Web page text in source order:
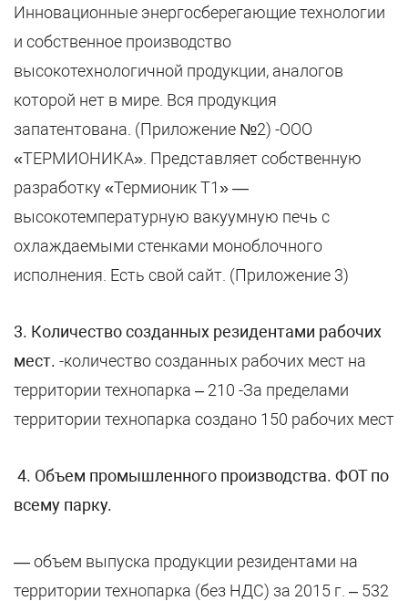
Инновационные энергосберегающие технологии
и собственное производство
высокотехнологичной продукции, аналогов
которой нет в мире. Вся продукция
запатентована. (Приложение №2) -ООО
«ТЕРМИОНИКА». Представляет собственную
разработку «Термионик Т1» —
высокотемпературную вакуумную печь с
охлаждаемыми стенками моноблочного
исполнения. Есть свой сайт. (Приложение 3)
3. Количество созданных резидентами рабочих
мест. -количество созданных рабочих мест на
территории технопарка – 210 -За пределами
территории технопарка создано 150 рабочих мест
4. Объем промышленного производства. ФОТ по
всему парку.
— объем выпуска продукции резидентами на
территории технопарка (без НДС) за 2015 г. – 532